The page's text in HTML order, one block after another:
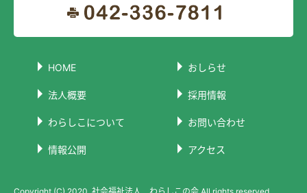
HOME
法人概要
わらしこについて
情報公開
おしらせ
採用情報
お問い合わせ
アクセス